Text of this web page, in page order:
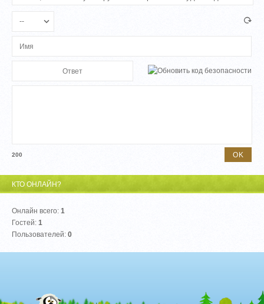
200
КТО ОНЛАЙН?
Онлайн всего:1
Гостей:1
Пользователей:0